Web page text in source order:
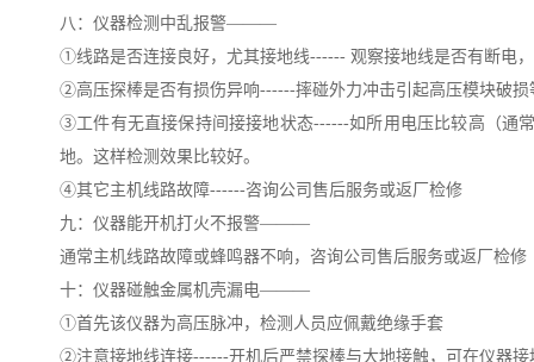
八：仪器检测中乱报警———
①线路是否连接良好，尤其接地线------ 观察接地线是否有断电
②高压探棒是否有损伤异响------摔碰外力冲击引起高压模块破损
③工件有无直接保持间接接地状态------如所用电压比较高（通
地。这样检测效果比较好。
④其它主机线路故障------咨询公司售后服务或返厂检修
九：仪器能开机打火不报警———
通常主机线路故障或蜂鸣器不响 ， 咨询公司售后服务或返厂检修
十：仪器碰触金属机壳漏电———
①首先该仪器为高压脉冲，检测人员应佩戴绝缘手套
②注意接地线连接------开机后严禁探棒与大地接触 ，
可在仪器